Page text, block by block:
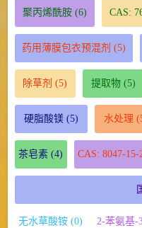
聚丙烯酰胺(6) CAS:
药用薄膜包衣预混剂 (5)
除草剂 (5) 提取物(5)
硬脂酸镁(5) 水处理
茶皂素 (4) CAS: 8047-15-
无水草酸铵 (0) 2-苯氨基-